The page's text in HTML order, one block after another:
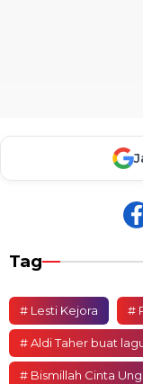
Tag
# Lesti Kejora #
# Aldi Taher buat
# Bismillah Cinta